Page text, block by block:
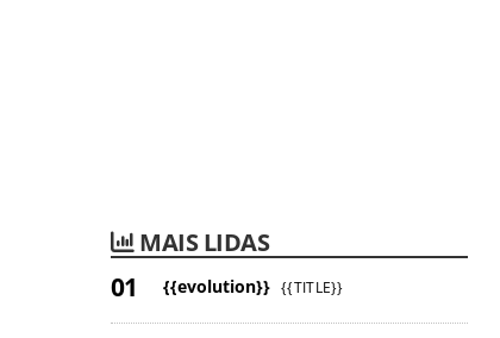
MAIS LIDAS
{{evolution}} {{TITLE}}